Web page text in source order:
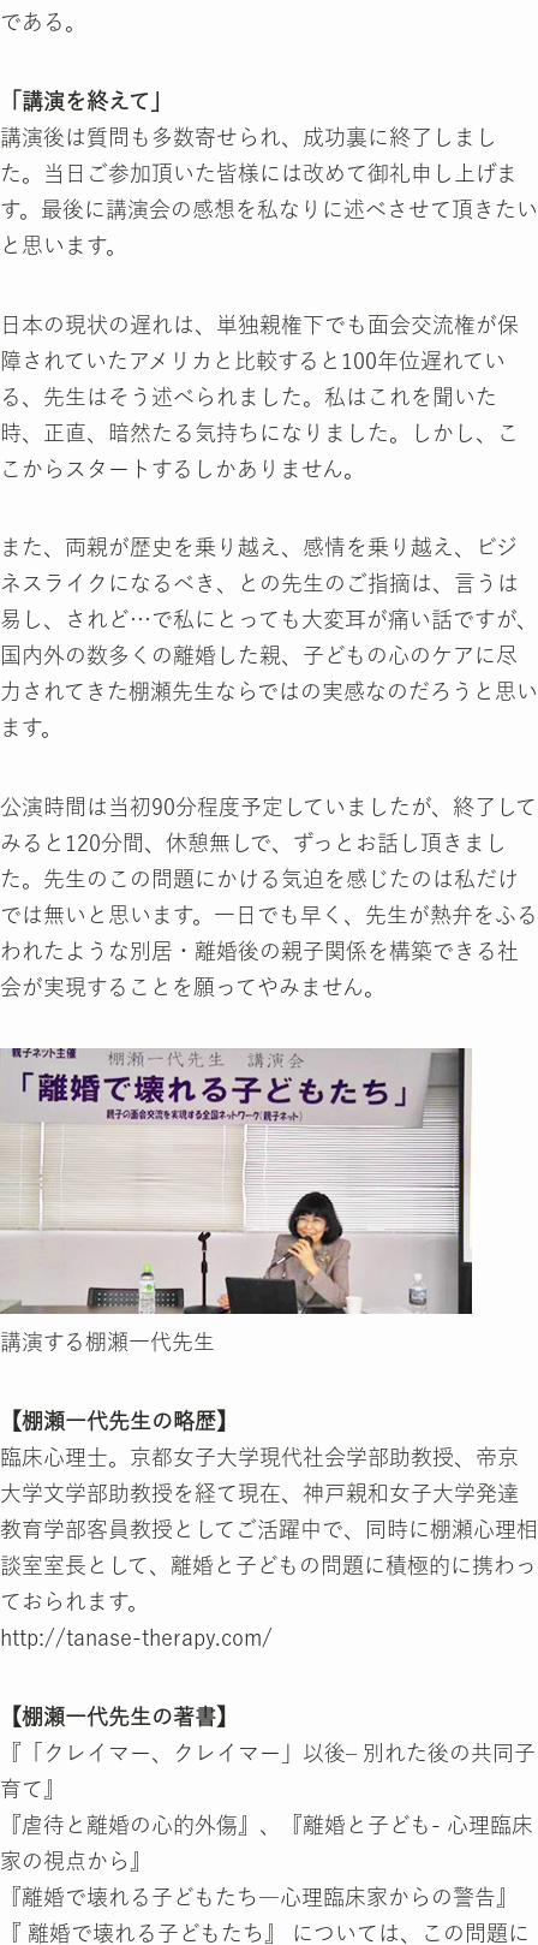
である。
「講演を終えて」
講演後は質問も多数寄せられ、成功裏に終了しまし
た。当日ご参加頂いた皆様には改めて御礼申し上げま
す。最後に講演会の感想を私なりに述べさせて頂きたい
と思います。
日本の現状の遅れは、単独親権下でも面会交流権が保
障されていたアメリカと比較すると100年位遅れてい
る、先生はそう述べられました。私はこれを聞いた
時、正直、暗然たる気持ちになりました。しかし、こ
こからスタートするしかありません。
また、両親が歴史を乗り越え、感情を乗り越え、ビジ
ネスライクになるべき、との先生のご指摘は、言うは
易し、されど…で私にとっても大変耳が痛い話ですが、
国内外の数多くの離婚した親、子どもの心のケアに尽
力されてきた棚瀬先生ならではの実感なのだろうと思い
ます。
公演時間は当初90分程度予定していましたが、終了して
みると120分間、休憩無しで、ずっとお話し頂きまし
た。先生のこの問題にかける気迫を感じたのは私だけ
では無いと思います。一日でも早く、先生が熱弁をふる
われたような別居・離婚後の親子関係を構築できる社
会が実現することを願ってやみません。
講演する棚瀬一代先生
【棚瀬一代先生の略歴】
臨床心理士。京都女子大学現代社会学部助教授、帝京
大学文学部助教授を経て現在、神戸親和女子大学発達
教育学部客員教授としてご活躍中で、同時に棚瀬心理相
談室室長として、離婚と子どもの問題に積極的に携わっ
ておられます。
http://tanase-therapy.com/
【棚瀬一代先生の著書】
『「クレイマー、クレイマー」以後– 別れた後の共同子
育て』
『虐待と離婚の心的外傷』、『離婚と子ども- 心理臨床
家の視点から』
『離婚で壊れる子どもたち―心理臨床家からの警告』
『 離婚で壊れる子どもたち』 については、この問題に